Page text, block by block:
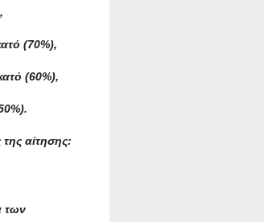
(70%),
(60%),
αίτησης:
των